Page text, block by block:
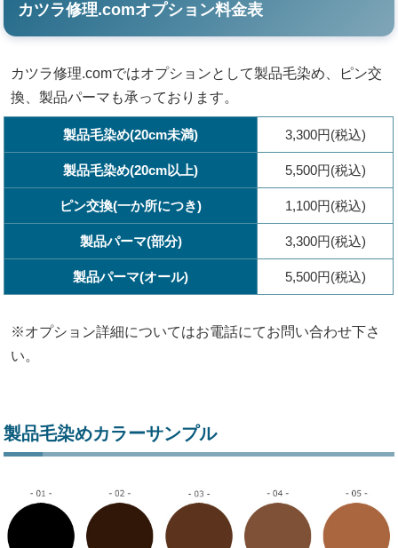
カツラ修理.comオプション料金表
カツラ修理.comではオプションとして製品毛染め、ピン交
換、製品パーマも承っております。
製品毛染め(20cm未満) 3,300円(税込)
製品毛染め(20cm以上) 5,500円(税込)
ピン交換(一か所につき) 1,100円(税込)
製品パーマ(部分) 3,300円(税込)
製品パーマ(オール) 5,500円(税込)
※オプション詳細についてはお電話にてお問い合わせ下さ
い。
製品毛染めカラーサンプル